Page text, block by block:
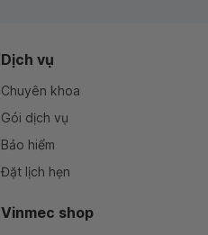
Dịch vụ
Chuyên khoa
Gói dịch vụ
Bảo hiểm
Đặt lịch hẹn
Vinmec shop